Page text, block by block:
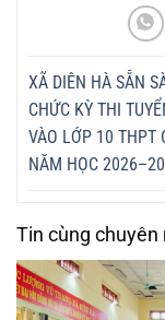
XÃ DIÊN HÀ SẴN
CHỨC KỲ THI
VÀO LỚP 10 THPT
NĂM HỌC
Tin cùng chuyên